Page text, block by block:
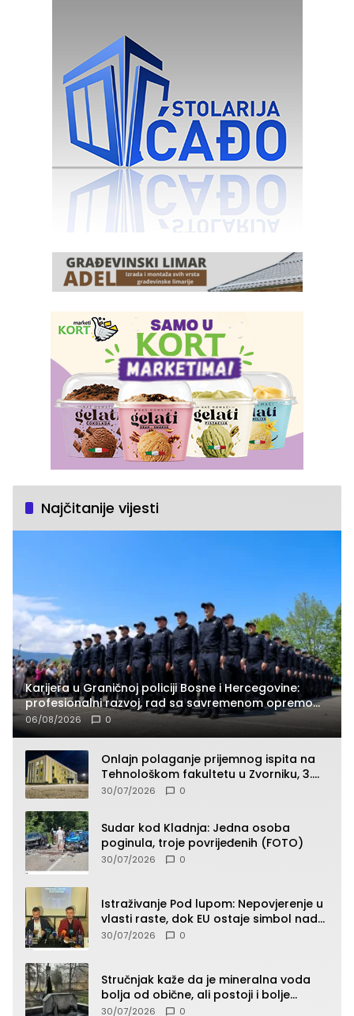
Najčitanije vijesti
Karijera u Graničnoj policiji Bosne i Hercegovine:
profesionalni razvoj, rad sa savremenom opremom
i služba građanima
06/08/2026 0
Onlajn polaganje prijemnog ispita na
Tehnološkom fakultetu u Zvorniku, 3.
septembra u 9.00 časova
30/07/2026 0
Sudar kod Kladnja: Jedna osoba
poginula, troje povrijeđenih (FOTO)
30/07/2026 0
Istraživanje Pod lupom: Nepovjerenje u
vlasti raste, dok EU ostaje simbol nade
građana
30/07/2026 0
Stručnjak kaže da je mineralna voda
bolja od obične, ali postoji i bolje
rješenje
30/07/2026 0